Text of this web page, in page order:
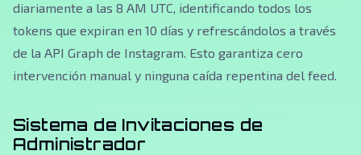
diariamente a las 8 AM UTC, identificando todos los
tokens que expiran en 10 días y refrescándolos a través
de la API Graph de Instagram. Esto garantiza cero
intervención manual y ninguna caída repentina del feed.
Sistema de Invitaciones de
Administrador